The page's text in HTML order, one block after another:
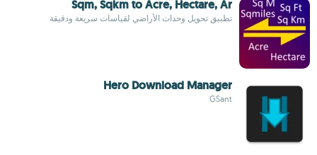
Sqm, Sqkm to Acre, Hectare, Ar
تطبيق تحويل وحدات الأراضي لقياسات سريعة ودقيقة
Hero Download Manager
GSant